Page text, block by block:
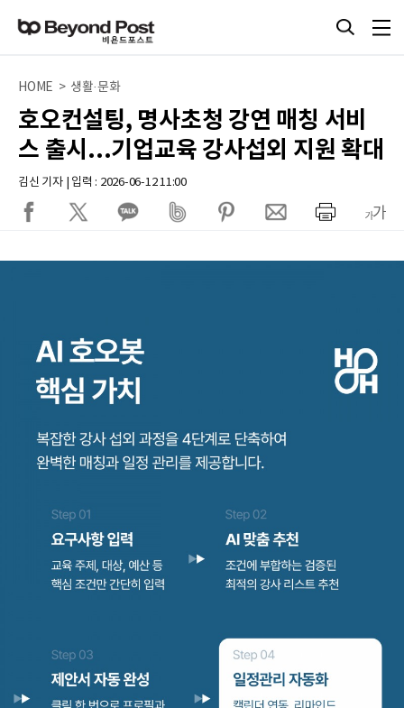
HOME > 생활·문화
호오컨설팅, 명사초청 강연 매칭 서비
스 출시...기업교육 강사섭외 지원 확대
김신 기자 | 입력 : 2026-06-12 11:00